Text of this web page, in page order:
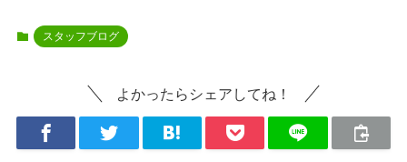
スタッフブログ
よかったらシェアしてね！